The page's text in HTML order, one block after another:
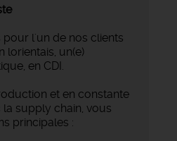
l'un de nos clients
lorientais, un(e)
en CDI.
et en constante
supply chain, vous
principales :